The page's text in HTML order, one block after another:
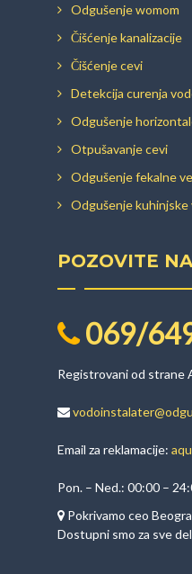
Odgušenje womom
Čišćenje kanalizacije
Čišćenje cevi
Detekcija curenja
Odgušenje
Otpušavanje cevi
Odgušenje fekalne
Odgušenje
POZOVITE
069/
Registrovani od strane
Email za reklamacije:
Pon. – Ned.: 00:00 –
Pokrivamo ceo
Dostupni smo za sve